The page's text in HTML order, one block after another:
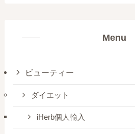
Menu
ビューティー
ダイエット
iHerb個人輸入